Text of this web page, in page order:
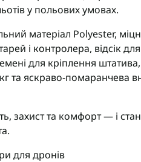
у польових умовах.
матеріал Polyester,
і контролера, відсік
для кріплення
та яскраво-помаранчева
захист та комфорт — і
для дронів